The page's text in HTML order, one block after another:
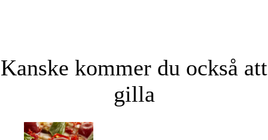
Kanske kommer du också att
gilla